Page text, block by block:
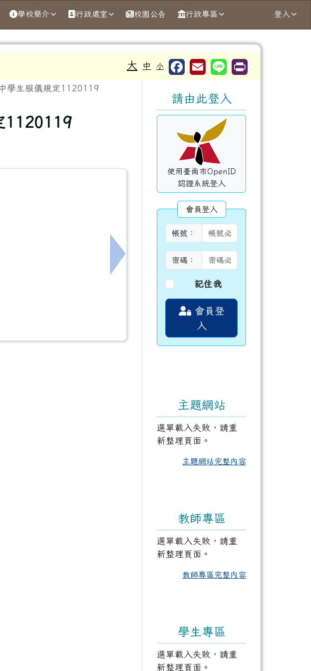
學校簡介 行政處室 校園公告 行政專區 登入
大 中 小
學生服儀規定1120119
1120119
核平臺資訊1份，請多加利用。下一筆：教育局「學校查獲電子煙之煙油檢驗流
右邊區域內容
請由此登入
使用臺南市OpenID
認證系統登入
會員登入
帳號：
密碼：
記住我
會員登
入
主題網站
選單載入失敗，請重
新整理頁面。
主題網站完整內容
教師專區
選單載入失敗，請重
新整理頁面。
教師專區完整內容
學生專區
選單載入失敗，請重
新整理頁面。